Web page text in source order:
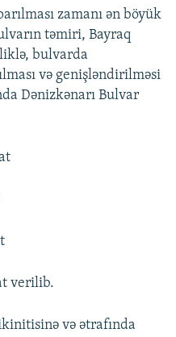
zamanı ən böyük
təmiri, Bayraq
bulvarda
və genişləndirilməsi
Dənizkənarı Bulvar
verilib.
və ətrafında